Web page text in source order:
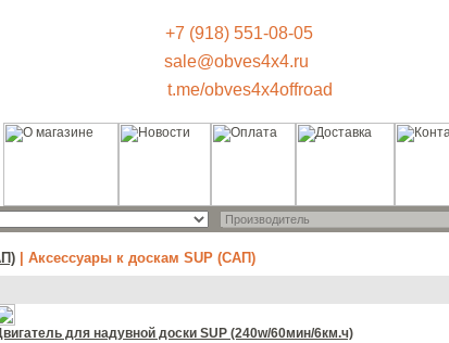
+7 (918) 551-08-05
sale@obves4x4.ru
t.me/obves4x4offroad
| Аксессуары к доскам SUP (САП)
для надувной доски SUP (240w/60мин/6км.ч)